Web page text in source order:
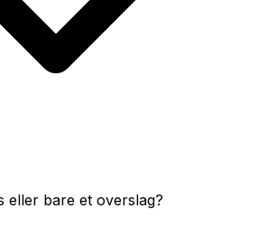
eller bare et overslag?